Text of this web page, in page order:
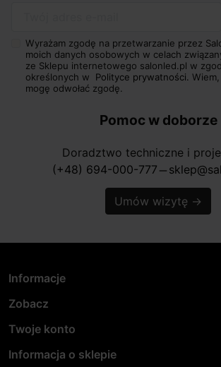
Wyrażam zgodę na przetwarzanie przez
moich danych osobowych w celach
ze Sklepu internetowego salonled.pl w
określonych w Polityce prywatności.
mogę odwołać zgodę.
Pomoc w doborze
Doradztwo techniczne i
(+48) 694-000-777 horizontal_rule
Umów wizytę →
Informacje
Zobacz
Twoje konto
Informacja o sklepie